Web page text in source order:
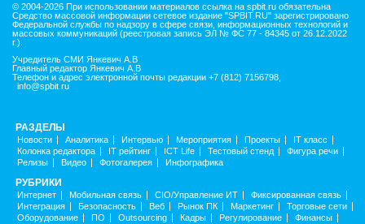
© 2004-2026 При использовании материалов ссылка на spbit.ru обязательна
Средство массовой информации сетевое издание "SPBIT.RU" зарегистрировано
Федеральной службы по надзору в сфере связи, информационных технологий и
массовых коммуникаций (реестровая запись ЭЛ № ФС 77 - 84345 от 26.12.2022
г.).
Учредитель СМИ Янкевич А.В
Главный редактор Янкевич А.В
Телефон и адрес электронной почты редакции +7 (812) 7156798,
info@spbit.ru
РАЗДЕЛЫ
Новости Аналитика Интервью Мероприятия Проекты
IT класс
Колонка редактора
IT рейтинг ICT Life Тестовый стенд
Фигура речи
Релизы
Видео Фотогалерея Инфографика
РУБРИКИ
Интернет Мобильная связь CIO/Управление ИТ
Фиксированная связь
Интеграция
Безопасность Веб Рынок ПК Маркетинг
Торговые сети
Оборудование
ПО Outsourcing Кадры Регулирование
Финансы